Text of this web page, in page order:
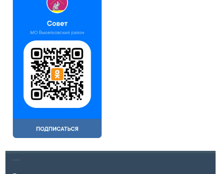
---